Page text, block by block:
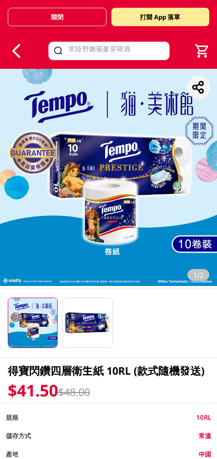
Valid Until 30 June 2026
關閉 打開 App 落單
1/2
得寶閃鑽四層衛生紙 10RL (款式隨機發送)
$41.50$48.00
規格 10RL
儲存方式 常溫
產地 中國